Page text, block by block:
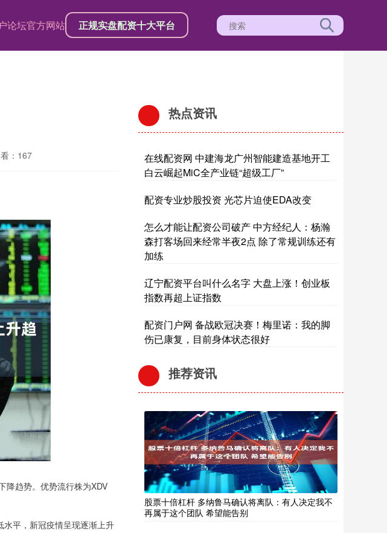
论坛官方网站 正规实盘配资十大平台
：167
趋势。优势流行株为XDV
平，新冠疫情呈现逐渐上升
热点资讯
在线配资网 中建海龙广州智能建造基地开工
白云崛起MiC全产业链“超级工厂”
配资专业炒股投资 光芯片迫使EDA改变
怎么才能让配资公司破产 中方经纪人：杨瀚
森打客场回来经常半夜2点 除了常规训练还有
加练
辽宁配资平台叫什么名字 大盘上涨！创业板
指数再超上证指数
配资门户网 备战欧冠决赛！梅里诺：我的脚
伤已康复，目前身体状态很好
推荐资讯
股票十倍杠杆 多纳鲁马确认将离队：有人决定我不
再属于这个团队 希望能告别